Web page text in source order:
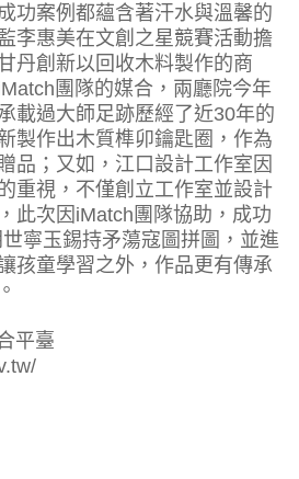
功案例都蘊含著汗水與溫馨的
李惠美在文創之星競賽活動擔
丹創新以回收木料製作的商
團隊的媒合，兩廳院今年
載過大師足跡歷經了近30年的
製作出木質榫卯鑰匙圈，作為
品；又如，江口設計工作室因
重視，不僅創立工作室並設計
此次因iMatch團隊協助，成功
寧玉錫持矛蕩寇圖拼圖，並進
孩童學習之外，作品更有傳承
平臺